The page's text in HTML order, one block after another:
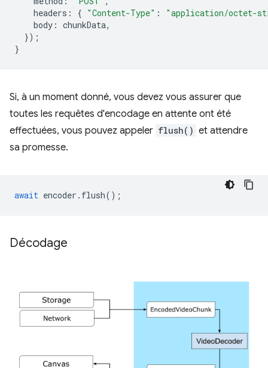
headers : { "Content-Type" :
"application/octet-
body : chunkData,
});
}
Si, à un moment donné, vous devez vous assurer que
toutes les requêtes d'encodage en attente ont été
effectuées, vous pouvez appeler flush() et attendre
sa promesse.
await encoder . flush();
Décodage